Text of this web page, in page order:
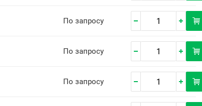
По запросу
По запросу
По запросу